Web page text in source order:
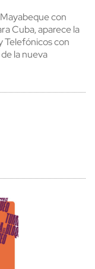
con
Cuba, aparece la
Telefónicos con
la nueva